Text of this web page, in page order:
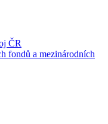
ČR
fondů a mezinárodních